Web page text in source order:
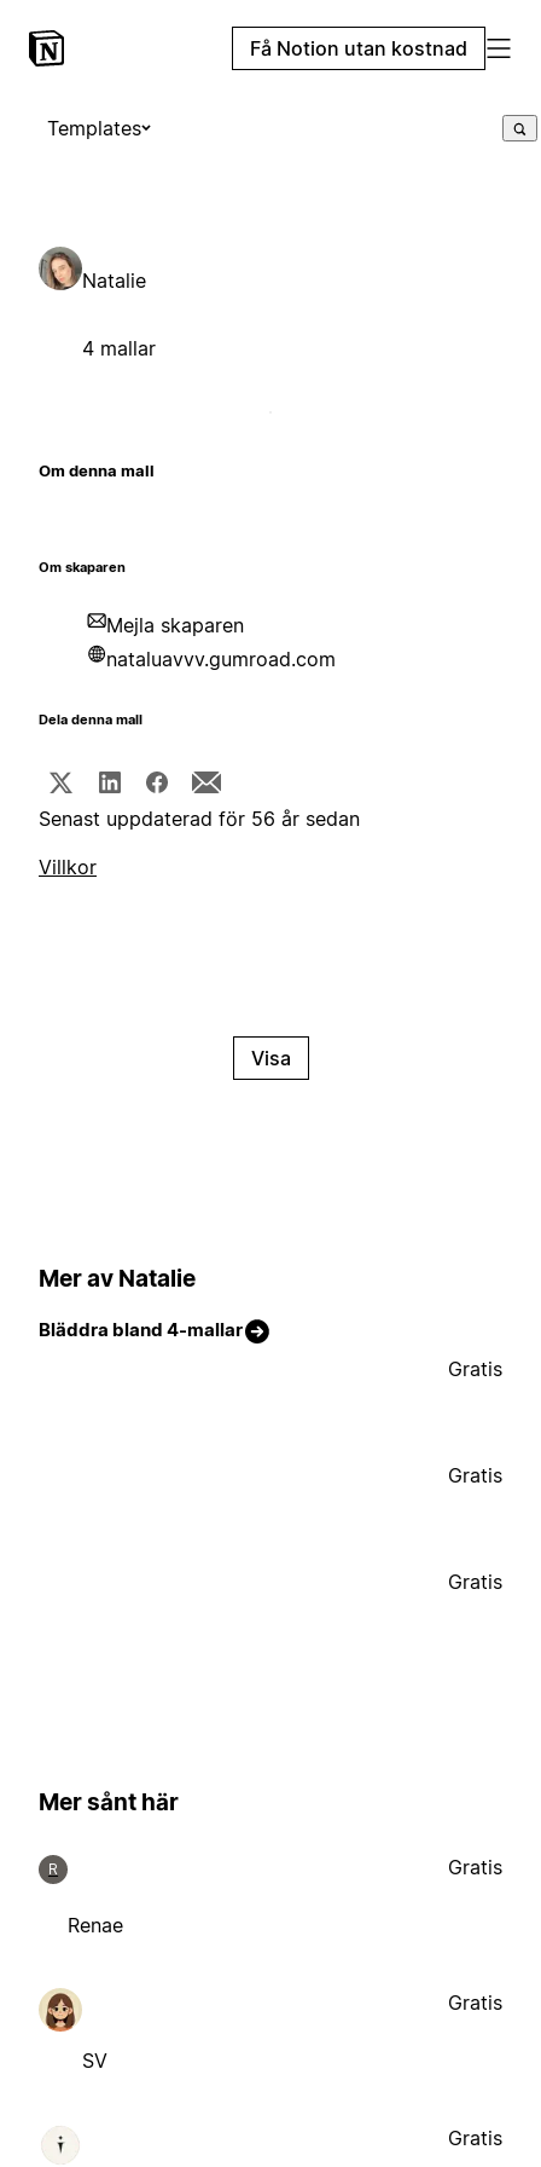
Få Notion utan kostnad
Templates
Natalie
4 mallar
Om denna mall
Om skaparen
Mejla skaparen
nataluavvv.gumroad.com
Dela denna mall
Senast uppdaterad för 56 år sedan
Villkor
Visa
Mer av Natalie
Bläddra bland 4-mallar
Gratis
Gratis
Gratis
Mer sånt här
R
Renae
Gratis
SV
Gratis
Gratis